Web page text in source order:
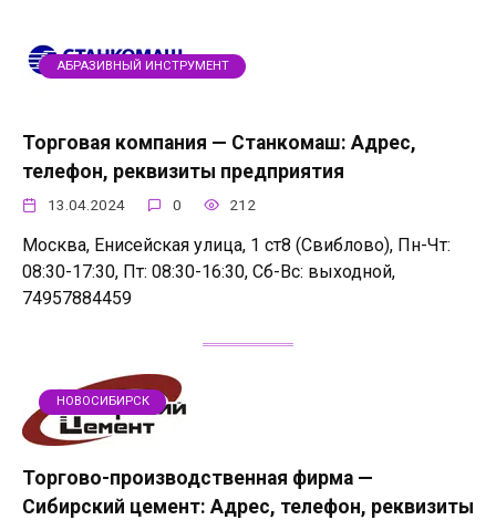
АБРАЗИВНЫЙ ИНСТРУМЕНТ
Торговая компания — Станкомаш: Адрес,
телефон, реквизиты предприятия
13.04.2024 0 212
Москва, Енисейская улица, 1 ст8 (Свиблово), Пн-Чт:
08:30-17:30, Пт: 08:30-16:30, Сб-Вс: выходной,
74957884459
НОВОСИБИРСК
Торгово-производственная фирма —
Сибирский цемент: Адрес, телефон, реквизиты